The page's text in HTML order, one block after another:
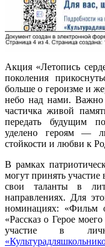
Акция «Летопись
поколения
больше о героизме и
небо над нами.
частичка живой
передать будущим
уделено героям —
стойкости и любви к
В рамках
могут принять участие
свои таланты в
направлениях. Для
номинациях: «Фильм
«Рассказ о Герое
участие в